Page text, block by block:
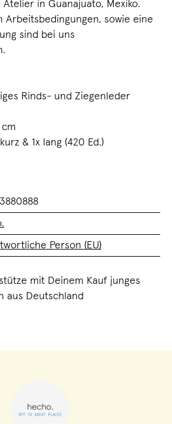
in Guanajuato, Mexiko.
Arbeitsbedingungen, sowie eine
sind bei uns
Rinds- und Ziegenleder
cm
& 1x lang (420 Ed.)
Person (EU)
mit Deinem Kauf junges
aus Deutschland